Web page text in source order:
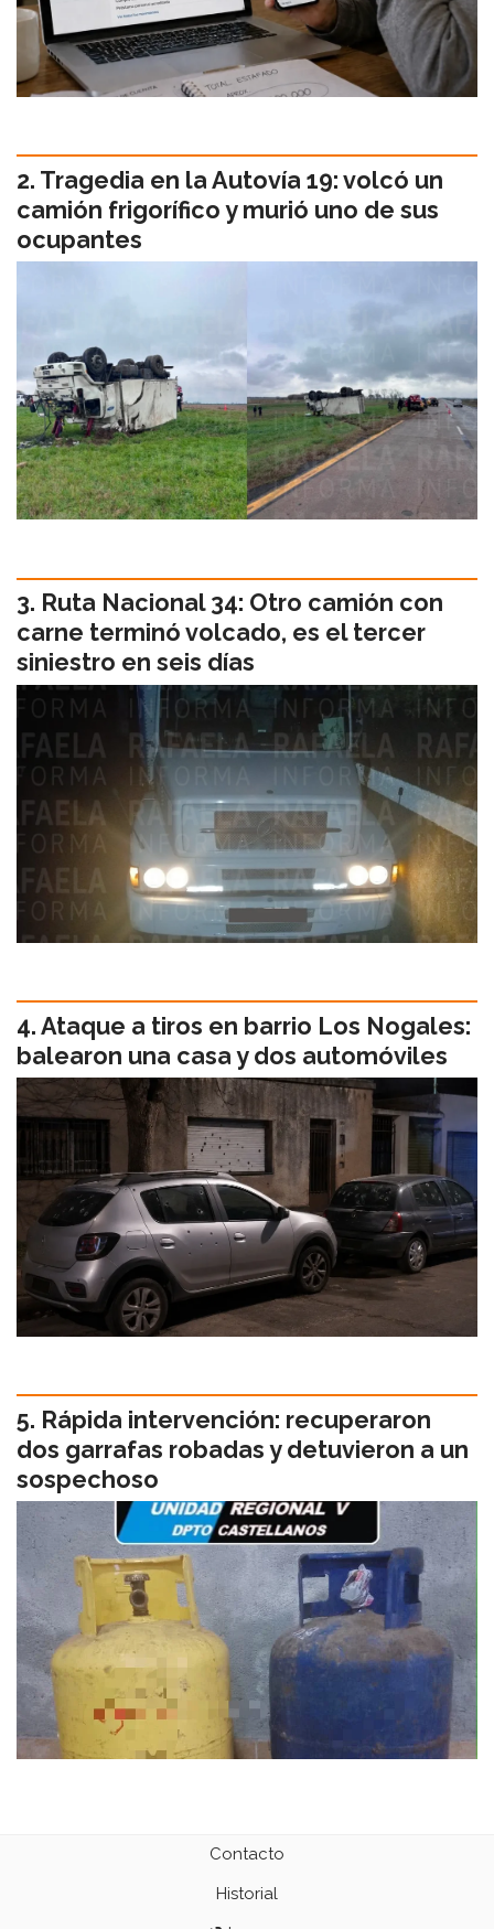
Tragedia en la Autovía 19: volcó un
camión frigorífico y murió uno de sus
ocupantes
Ruta Nacional 34: Otro camión con
carne terminó volcado, es el tercer
siniestro en seis días
Ataque a tiros en barrio Los Nogales:
balearon una casa y dos automóviles
Rápida intervención: recuperaron
dos garrafas robadas y detuvieron a un
sospechoso
Contacto
Historial